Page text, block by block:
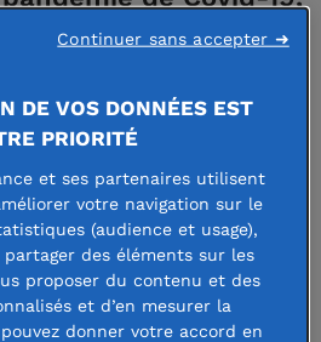
Gautier Capuçon a
musiciens dans leurs
« Je veux m’investir
auprès de jeunes
musiciens pour leur faire
profiter de mon
DE VOS DONNÉES EST
PRIORITÉ
et ses partenaires utilisent
votre navigation sur le
(audience et usage),
des éléments sur les
proposer du contenu et des
et d’en mesurer la
donner votre accord en
Continuer sans accepter ➜